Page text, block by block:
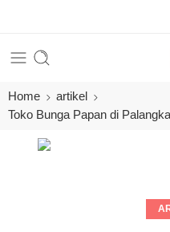
Home
artikel
Toko Bunga Papan di